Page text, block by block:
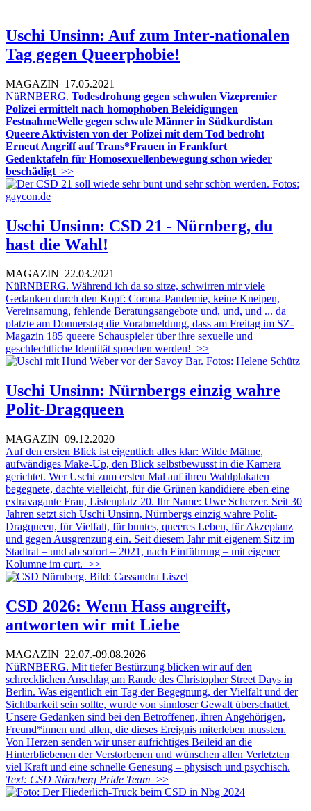
Uschi Unsinn: Auf zum Inter-nationalen
Tag gegen Queerphobie!
MAGAZIN 17.05.2021
NüRNBERG. Todesdrohung gegen schwulen Vizepremier
Polizei ermittelt nach homophoben Beleidigungen
FestnahmeWelle gegen schwule Männer in Südkurdistan
Queere Aktivisten von der Polizei mit dem Tod bedroht
Erneut Angriff auf Trans*Frauen in Frankfurt
Gedenktafeln für Homosexuellenbewegung schon wieder
beschädigt >>
Uschi Unsinn: CSD 21 - Nürnberg, du
hast die Wahl!
MAGAZIN 22.03.2021
NüRNBERG. Während ich da so sitze, schwirren mir viele
Gedanken durch den Kopf: Corona-Pandemie, keine Kneipen,
Vereinsamung, fehlende Beratungsangebote und, und, und ... da
platzte am Donnerstag die Vorabmeldung, dass am Freitag im SZ-
Magazin 185 queere Schauspieler über ihre sexuelle und
geschlechtliche Identität sprechen werden! >>
Uschi Unsinn: Nürnbergs einzig wahre
Polit-Dragqueen
MAGAZIN 09.12.2020
Auf den ersten Blick ist eigentlich alles klar: Wilde Mähne,
aufwändiges Make-Up, den Blick selbstbewusst in die Kamera
gerichtet. Wer Uschi zum ersten Mal auf ihren Wahlplakaten
begegnete, dachte vielleicht, für die Grünen kandidiere eben eine
extravagante Frau, Listenplatz 20. Ihr Name: Uwe Scherzer. Seit 30
Jahren setzt sich Uschi Unsinn, Nürnbergs einzig wahre Polit-
Dragqueen, für Vielfalt, für buntes, queeres Leben, für Akzeptanz
und gegen Ausgrenzung ein. Seit diesem Jahr mit eigenem Sitz im
Stadtrat – und ab sofort – 2021, nach Einführung – mit eigener
Kolumne im curt. >>
CSD 2026: Wenn Hass angreift,
antworten wir mit Liebe
MAGAZIN 22.07.-09.08.2026
NüRNBERG. Mit tiefer Bestürzung blicken wir auf den
schrecklichen Anschlag am Rande des Christopher Street Days in
Berlin. Was eigentlich ein Tag der Begegnung, der Vielfalt und der
Sichtbarkeit sein sollte, wurde von sinnloser Gewalt überschattet.
Unsere Gedanken sind bei den Betroffenen, ihren Angehörigen,
Freund*innen und allen, die dieses Ereignis miterleben mussten.
Von Herzen senden wir unser aufrichtiges Beileid an die
Hinterbliebenen der Verstorbenen und wünschen allen Verletzten
viel Kraft und eine schnelle Genesung – physisch und psychisch.
Text: CSD Nürnberg Pride Team >>